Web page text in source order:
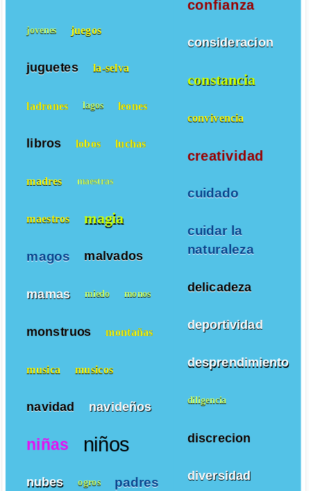
confianza
consideracion
constancia
convivencia
creatividad
cuidado
cuidar la
naturaleza
delicadeza
deportividad
desprendimiento
diligencia
discrecion
diversidad
jovenes juegos
juguetes la-selva
ladrones lagos leones
libros lobos luchas
madres maestras
maestros magia
magos malvados
mamas miedo monos
monstruos montañas
musica musicos
navidad navideños
niñas niños
nubes ogros padres